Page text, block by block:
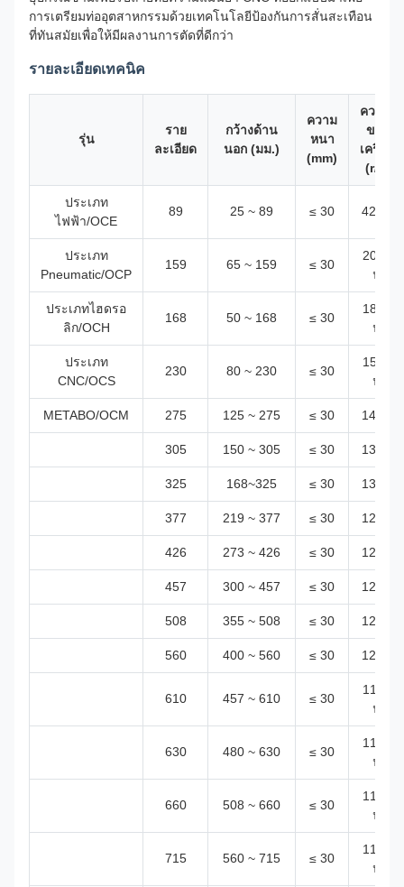
การเตรียมท่ออุตสาหกรรมด้วยเทคโนโลยีป้องกันการสั่นสะเทือน
ที่ทันสมัยเพื่อให้มีผลงานการตัดที่ดีกว่า
รายละเอียดเทคนิค
รุ่น
ราย
ละเอียด
กว้างด้าน
นอก (มม.)
ความ
หนา
(mm)
ความเ
ของหัว
เครื่อง
(r/min)
ประเภท
ไฟฟ้า/OCE
89 25 ~ 89 ≤ 30 42 r/
ประเภท
Pneumatic/OCP
159 65 ~ 159 ≤ 30
20 รอ
นาที
ประเภทไฮดรอ
ลิก/OCH
168 50 ~ 168 ≤ 30
18 รอ
นาที
ประเภท
CNC/OCS
230 80 ~ 230 ≤ 30
15 รอ
นาที
METABO/OCM 275 125 ~ 275 ≤ 30 14 r/
305 150 ~ 305 ≤ 30 13 r/
325 168~325 ≤ 30 13 r/
377 219 ~ 377 ≤ 30 12 r/
426 273 ~ 426 ≤ 30 12 r/
457 300 ~ 457 ≤ 30 12 r/
508 355 ~ 508 ≤ 30 12 r/
560 400 ~ 560 ≤ 30 12 r/
610 457 ~ 610 ≤ 30
11 รอ
นาที
630 480 ~ 630 ≤ 30
11 รอ
นาที
660 508 ~ 660 ≤ 30
11 รอ
นาที
715 560 ~ 715 ≤ 30
11 รอ
นาที